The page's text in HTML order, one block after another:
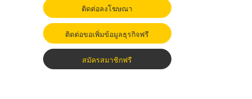
ติดต่อลงโฆษณา
ติดต่อขอเพิ่มข้อมูลธุรกิจฟรี
สมัครสมาชิกฟรี